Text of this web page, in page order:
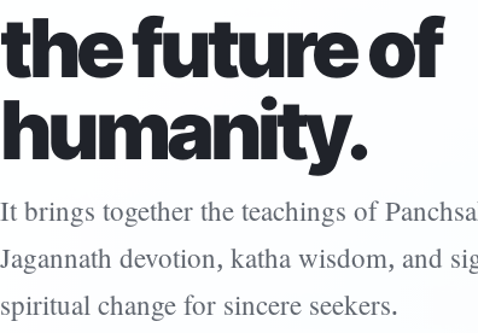
the future of
humanity.
It brings together the teachings of
Jagannath devotion, katha wisdom, and
spiritual change for sincere seekers.